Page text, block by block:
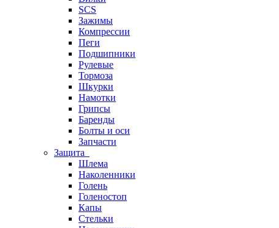
SCS
Зажимы
Компрессии
Пеги
Подшипники
Рулевые
Тормоза
Шкурки
Намотки
Грипсы
Баренды
Болты и оси
Запчасти
Защита
Шлема
Наколенники
Голень
Голеностоп
Капы
Стельки